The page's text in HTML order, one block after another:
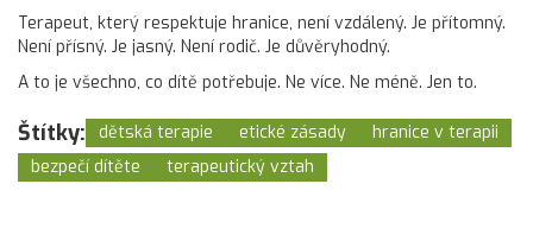
Terapeut, který respektuje hranice, není vzdálený. Je přítomný.
Není přísný. Je jasný. Není rodič. Je důvěryhodný.
A to je všechno, co dítě potřebuje. Ne více. Ne méně. Jen to.
Štítky: dětská terapie etické zásady
hranice v terapii
bezpečí dítěte
terapeutický vztah